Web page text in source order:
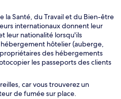
la Santé, du Travail et du Bien-être
internationaux donnent leur
leur nationalité lorsqu'ils
hôtelier (auberge,
des hébergements
les passeports des clients
car vous trouverez un
de fumée sur place.